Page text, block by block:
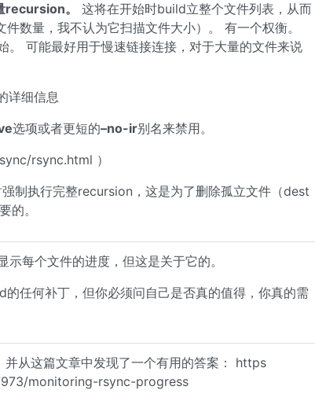
recursion。
这将在开始时build立整个文件列表，从而
数量，我不认为它扫描文件大小）。 有一个权衡。
。 可能最好用于慢速链接连接，对于大量的文件来说
详细信息
选项或者更短的–no-ir别名来禁用。
rsync.html ）
制执行完整recursion，这是为了删除孤立文件（dest
的。
每个文件的进度，但这是关于它的。
任何补丁，但你必须问自己是否真的值得，你真的需
从这篇文章中发现了一个有用的答案： https
monitoring-rsync-progress